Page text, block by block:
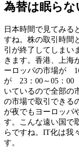
為替は眠らな
日本時間で見てみ
すね。株の取引時間
引が終了してしまい
きます。香港、上
ーロッパの市場が
が 23：00～05：00
いているので全部の
の市場で取引できる
が夜でもヨーロッパ
す。こんな遠い国で
らですね。IT化は我
す。